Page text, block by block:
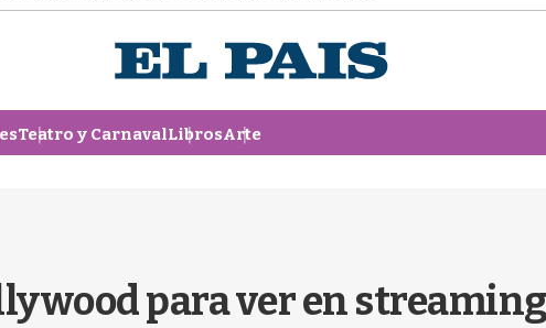
Teatro y CarnavalLibrosArte
para ver en streaming